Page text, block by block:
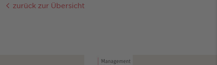
zurück zur Übersicht